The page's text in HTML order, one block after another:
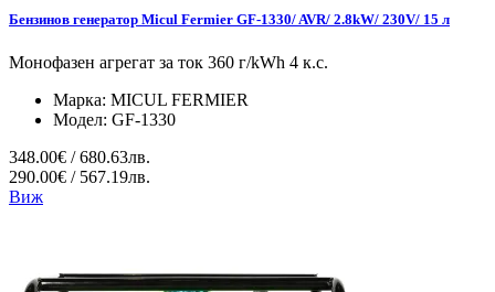
Бензинов генератор Micul Fermier GF-1330/ AVR/ 2.8kW/ 230V/ 15 л
Монофазен агрегат за ток 360 г/kWh 4 к.с.
Марка: MICUL FERMIER
Модел: GF-1330
348.00€ / 680.63лв.
290.00€ / 567.19лв.
Виж